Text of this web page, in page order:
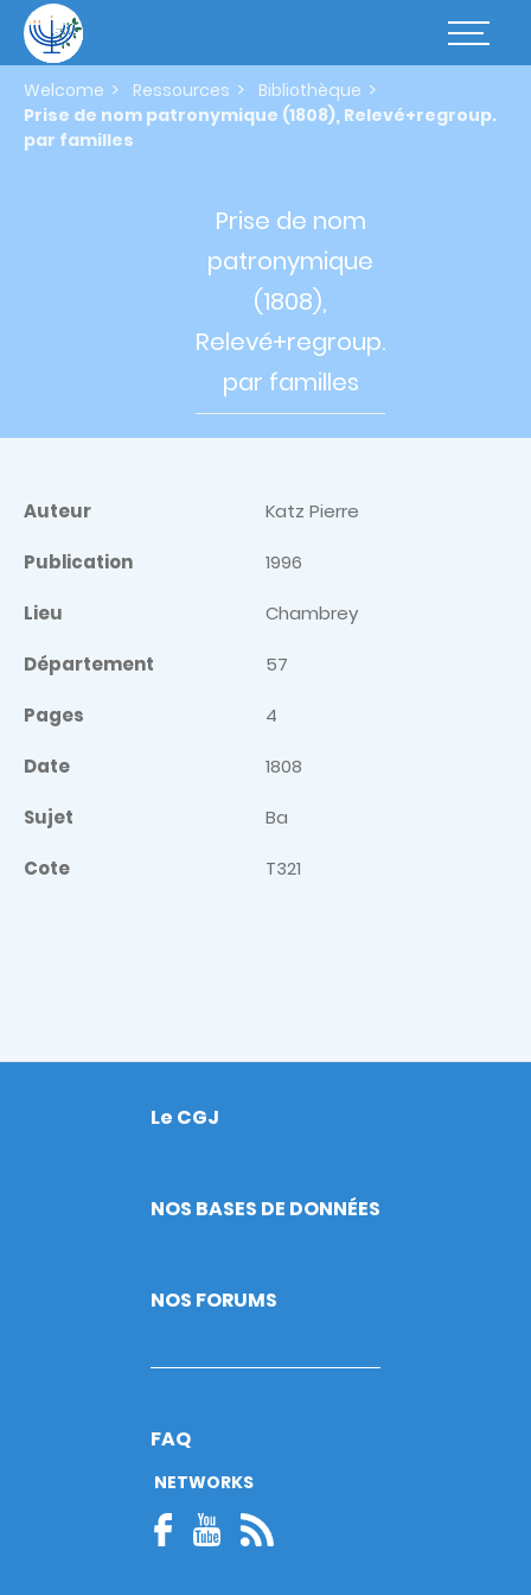
main
content
Basculer
Welcome Ressources
Bibliothèque
Prise de nom patronymique (1808), Relevé+regroup.
par familles
Prise de nom
patronymique
(1808),
Relevé+regroup.
par familles
Auteur Katz Pierre
Publication 1996
Lieu Chambrey
Département 57
Pages 4
Date 1808
Sujet Ba
Cote T321
Footer
Le CGJ
NOS BASES DE DONNÉES
NOS FORUMS
FAQ
NETWORKS